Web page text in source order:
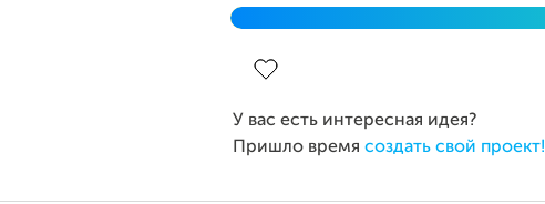
У вас есть интересная идея?
Пришло время создать свой проект!